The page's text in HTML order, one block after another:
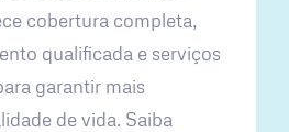
cobertura completa,
qualificada e serviços
garantir mais
de vida. Saiba